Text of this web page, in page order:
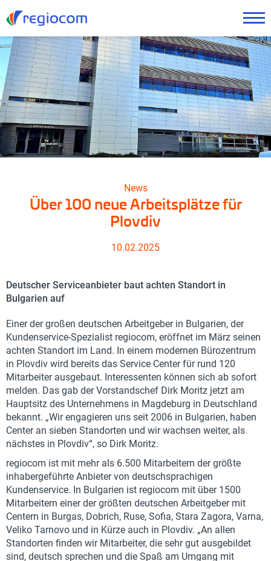
News
Über 100 neue Arbeitsplätze für
Plovdiv
10.02.2025
Deutscher Serviceanbieter baut achten Standort in
Bulgarien auf
Einer der großen deutschen Arbeitgeber in Bulgarien, der
Kundenservice-Spezialist regiocom, eröffnet im März seinen
achten Standort im Land. In einem modernen Bürozentrum
in Plovdiv wird bereits das Service Center für rund 120
Mitarbeiter ausgebaut. Interessenten können sich ab sofort
melden. Das gab der Vorstandschef Dirk Moritz jetzt am
Hauptsitz des Unternehmens in Magdeburg in Deutschland
bekannt. „Wir engagieren uns seit 2006 in Bulgarien, haben
Center an sieben Standorten und wir wachsen weiter, als
nächstes in Plovdiv“, so Dirk Moritz.
regiocom ist mit mehr als 6.500 Mitarbeitern der größte
inhabergeführte Anbieter von deutschsprachigen
Kundenservice. In Bulgarien ist regiocom mit über 1500
Mitarbeitern einer der größten deutschen Arbeitgeber mit
Centern in Burgas, Dobrich, Ruse, Sofia, Stara Zagora, Varna,
Veliko Tarnovo und in Kürze auch in Plovdiv. „An allen
Standorten finden wir Mitarbeiter, die sehr gut ausgebildet
sind, deutsch sprechen und die Spaß am Umgang mit